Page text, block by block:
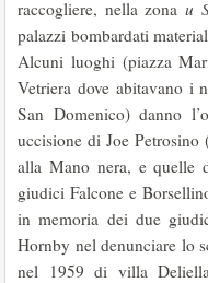
raccogliere, nella zonau
palazzi bombardati
Alcuni luoghi (piazza
Vetriera dove abitavano i
San Domenico) danno
uccisione di Joe
alla Mano nera, e quelle
giudici Falcone e
in memoria dei due
Hornby nel denunciare lo
nel 1959 di villa